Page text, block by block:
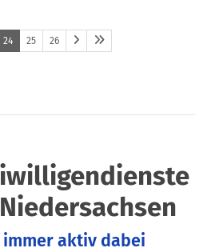
24 25 26
aktiv dabei